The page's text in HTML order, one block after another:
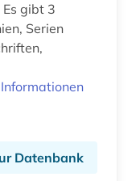
gibt 3
Serien
Datenbank